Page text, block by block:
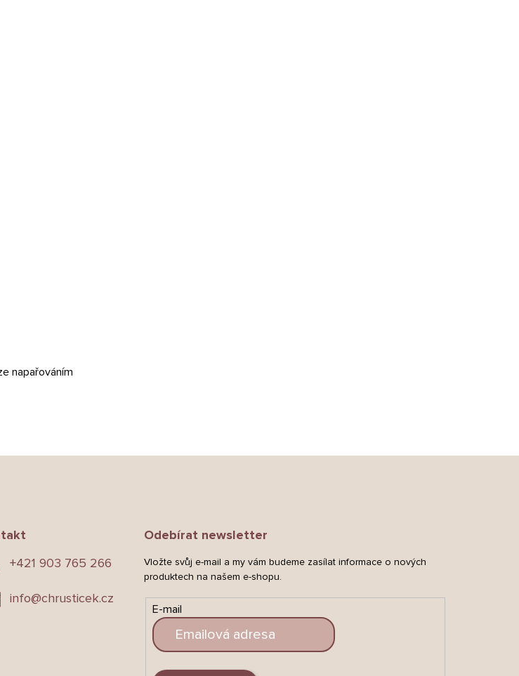
napařováním
info@chrusticek.cz
+421 903 765 266
Odebírat newsletter
Vložte svůj e-mail a my vám budeme zasílat informace o nových
produktech na našem e-shopu.
E-mail